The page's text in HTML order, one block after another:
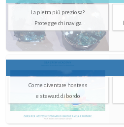
La pietra più preziosa?
Protegge chi naviga
Come diventare hostess
e steward di bordo